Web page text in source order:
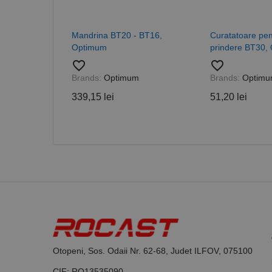
Mandrina BT20 - BT16,
Optimum
favorite_border
Brands: Optimum
339,15 lei
Curatatoare
prindere BT30,
favorite_border
Brands:
51,20 lei
Otopeni, Sos. Odaii Nr. 62-68, Judet ILFOV, 075100
Nume
Furnizor /
Nume
PrestaShop-